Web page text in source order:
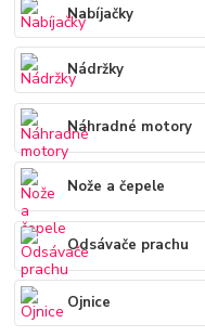
Nabíjačky
Nádržky
Náhradné motory
Nože a čepele
Odsávače prachu
Ojnice